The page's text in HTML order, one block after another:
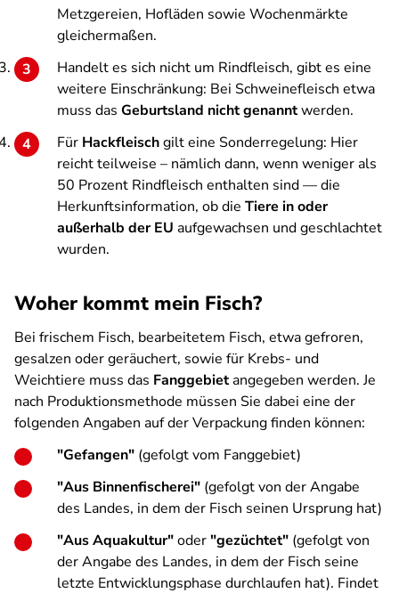
Metzgereien, Hofläden sowie Wochenmärkte
gleichermaßen.
Handelt es sich nicht um Rindfleisch, gibt es eine
weitere Einschränkung: Bei Schweinefleisch etwa
muss das Geburtsland nicht genanntwerden.
Für Hackfleischgilt eine Sonderregelung: Hier
reicht teilweise – nämlich dann, wenn weniger als
50 Prozent Rindfleisch enthalten sind — die
Herkunftsinformation, ob die Tiere in oder
außerhalb der EU aufgewachsen und geschlachtet
wurden.
Woher kommt mein Fisch?
Bei frischem Fisch, bearbeitetem Fisch, etwa gefroren,
gesalzen oder geräuchert, sowie für Krebs- und
Weichtiere muss das Fanggebietangegeben werden. Je
nach Produktionsmethode müssen Sie dabei eine der
folgenden Angaben auf der Verpackung finden können:
"Gefangen" (gefolgt vom Fanggebiet)
"Aus Binnenfischerei" (gefolgt von der Angabe
des Landes, in dem der Fisch seinen Ursprung hat)
"Aus Aquakultur"oder"gezüchtet" (gefolgt von
der Angabe des Landes, in dem der Fisch seine
letzte Entwicklungsphase durchlaufen hat). Findet